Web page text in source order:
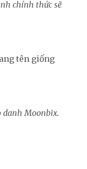
chính thức sẽ
tên giống
danh Moonbix.